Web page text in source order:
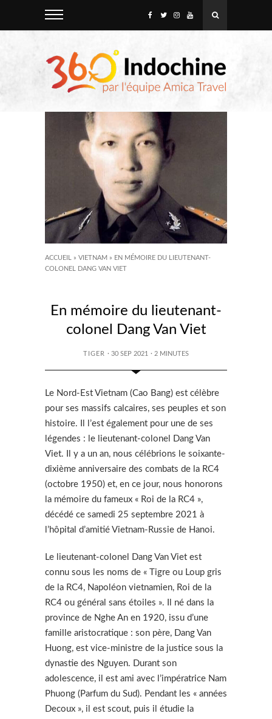
ACCUEIL » VIETNAM » EN MÉMOIRE DU LIEUTENANT-
COLONEL DANG VAN VIET
En mémoire du lieutenant-
colonel Dang Van Viet
TIGER · 30 SEP 2021 · 2 MINUTES
Le Nord-Est Vietnam (Cao Bang) est célèbre
pour ses massifs calcaires, ses peuples et son
histoire. Il l’est également pour une de ses
légendes : le lieutenant-colonel Dang Van
Viet. Il y a un an, nous célébrions le soixante-
dixième anniversaire des combats de la RC4
(octobre 1950) et, en ce jour, nous honorons
la mémoire du fameux « Roi de la RC4 »,
décédé ce samedi 25 septembre 2021 à
l’hôpital d’amitié Vietnam-Russie de Hanoi.
Le lieutenant-colonel Dang Van Viet est
connu sous les noms de « Tigre ou Loup gris
de la RC4, Napoléon vietnamien, Roi de la
RC4 ou général sans étoiles ». Il né dans la
province de Nghe An en 1920, issu d’une
famille aristocratique : son père, Dang Van
Huong, est vice-ministre de la justice sous la
dynastie des Nguyen. Durant son
adolescence, il est ami avec l’impératrice Nam
Phuong (Parfum du Sud). Pendant les « années
Decoux », il est scout, puis il étudie la